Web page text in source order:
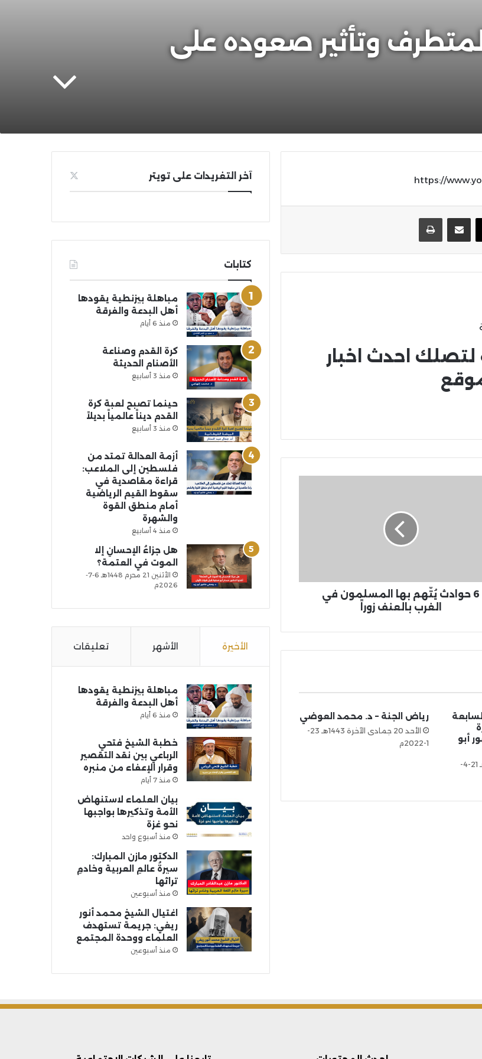
المتطرف وتأثير صعوده على
https://
مشاركة عبر البريد
لتصلك احدث اخبار
6 حوادث يُتّهم بها المسلمون في
الغرب بالعنف زوراً
أبو
الخميس 20 رمضان 1443هـ 21-4-
رياض الجنة – د. محمد العوضي
الأحد 20 جمادى الآخرة 1443هـ 23-
1-2022م
آخر التغريدات على تويتر
كتابات
مباهلة بيزنطية يقودها
أهل البدعة والفرقة
منذ 6 أيام
كرة القدم وصناعة
الأصنام الحديثة
منذ 3 أسابيع
حينما تصبح لعبة كرة
القدم ديناً عالمياً بديلاً
منذ 3 أسابيع
أزمة العدالة تمتد من
فلسطين إلى الملاعب:
قراءة مقاصدية في
سقوط القيم الرياضية
أمام منطق القوة
والشهرة
منذ 4 أسابيع
هل جزاءُ الإحسانِ إلا
الموت في العتمة؟
الأثنين 21 محرم 1448هـ 6-7-
2026م
الأخيرة الأشهر تعليقات
مباهلة بيزنطية يقودها
أهل البدعة والفرقة
منذ 6 أيام
خطبة الشيخ فتحي
الرباعي بين نقد التقصير
وقرار الإعفاء من منبره
منذ 7 أيام
بيان العلماء لاستنهاض
الأمة وتذكيرها بواجبها
نحو غزة
منذ أسبوع واحد
الدكتور مازن المبارك:
سيرةُ عالمِ العربية وخادمِ
تراثها
منذ أسبوعين
اغتيال الشيخ محمد أنور
ريغي: جريمة تستهدف
العلماء ووحدة المجتمع
منذ أسبوعين